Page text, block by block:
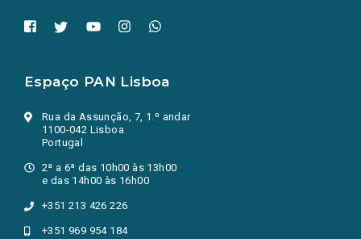
Espaço PAN Lisboa
Rua da Assunção, 7, 1.º andar
1100-042 Lisboa
Portugal
2ª a 6ª das 10h00 às 13h00
e das 14h00 às 16h00
+351 213 426 226
+351 969 954 184